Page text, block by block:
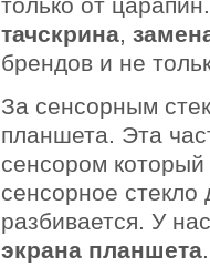
только от
тачскрина,
брендов и не
За сенсорным
планшета. Эта
сенсором
сенсорное
разбивается. У
экрана планшета.